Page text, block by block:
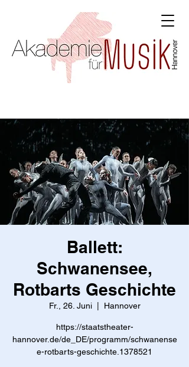
Ballett:
Schwanensee,
Rotbarts Geschichte
Fr., 26. Juni
  |
Hannover
https://staatstheater-
hannover.de/de_DE/programm/schwanense